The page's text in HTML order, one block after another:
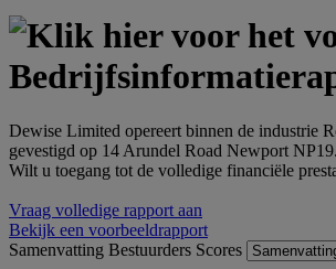
Dewise Limited opereert binnen de industrie
gevestigd op 14 Arundel Road Newport
Wilt u toegang tot de volledige financiële
Vraag volledige rapport aan
Bekijk een voorbeeldrapport
Samenvatting Bestuurders Scores